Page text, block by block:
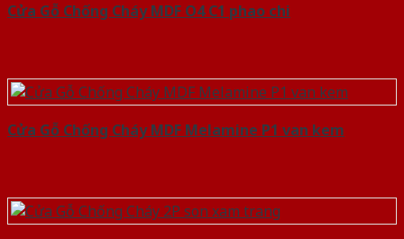
Cửa Gỗ Chống Cháy MDF O4 C1 phao chi
Cửa Gỗ Chống Cháy MDF Melamine P1 van kem